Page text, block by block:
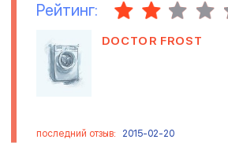
Рейтинг:
DOCTOR FROST
последний отзыв: 2015-02-20